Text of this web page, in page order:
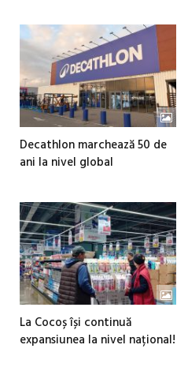
Decathlon marchează 50 de
ani la nivel global
La Cocoș își continuă
expansiunea la nivel național!